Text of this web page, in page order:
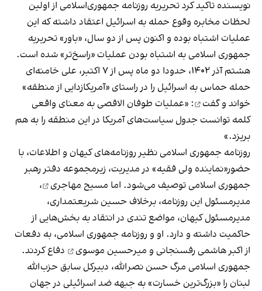
نویسنده تاکید کرد تحریریه روزنامه جمهوری‌اسلامی از اولین
لحظات مخابره وقوع حمله به اسرائیل اعتقاد داشته که این
عملیات اشتباه بوده و اکنون پس از دو سال، «باور» تحریریه
جمهوری اسلامی به اشتباه بودن عملیات «راسخ‌تر» شده است.
هشتم آذر ۱۴۰۲، حدودا دو ماه پس از ۷ اکتبر، علی خامنه‌ای
حمله حماس به اسرائیل را در راستای «آمریکا‌زدایی از منطقه»
خواند و گفت
: «عملیات طوفان الاقصی به معنای واقعی
کلمه توانست جدول سیاست‌های آمریکا در این منطقه را به هم
بریزد.»
روزنامه جمهوری اسلامی نظیر روزنامه‌های کیهان و اطلاعات، با
حضور«نماینده ولی فقیه» در مدیریت، زیرمجموعه دفتر رهبر
جمهوری اسلامی توصیف می‌شود. اما مسیح مهاجری
،
مدیرمسئول این روزنامه، برخلاف حسین شریعتمداری،
مدیرمسئول کیهان، مواضع تندی در انتقاد به بخش‌هایی از
حاکمیت داشته و دارد. او و روزنامه جمهوری اسلامی، به دفعات
از اکبر هاشمی رفسنجانی و میرحسین موسوی
دفاع کردند.
جمهوری اسلامی مرگ حسن نصرالله، دبیرکل سابق حزب‌الله
لبنان را «بزرگ‌ترین خسارت» به جبهه ضد اسرائیلی در جهان